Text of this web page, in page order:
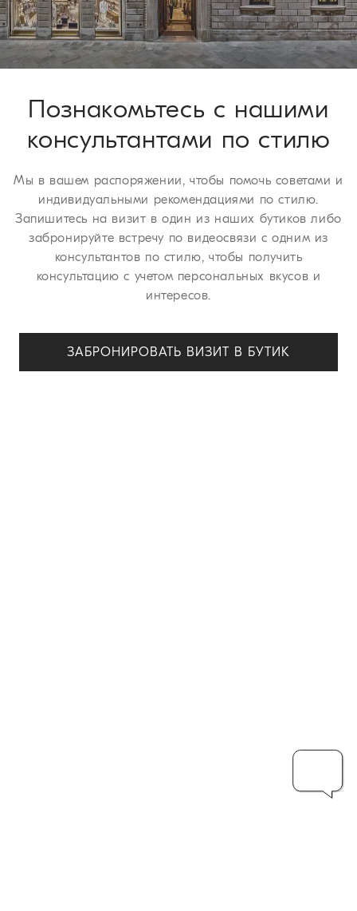
У вас есть 30 дней для осуществления возврата или обмена
изделия. Мы рады предложить эти услуги бесплатно всем
нашим клиентам. Для получения более подробной
информации о сроках доставки ознакомьтесь с разделом
страницы
Процедура возврата .
Познакомьтесь с нашими
консультантами по стилю
Мы в вашем распоряжении, чтобы помочь советами и
индивидуальными рекомендациями по стилю.
Запишитесь на визит в один из наших бутиков либо
забронируйте встречу по видеосвязи с одним из
консультантов по стилю, чтобы получить
консультацию с учетом персональных вкусов и
интересов.
ЗАБРОНИРОВАТЬ ВИЗИТ В БУТИК